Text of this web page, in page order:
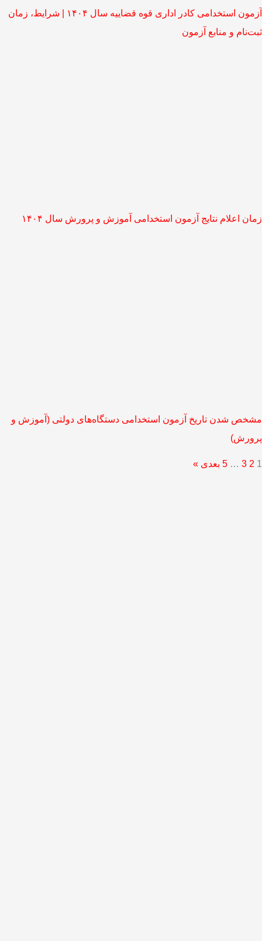
آزمون استخدامی کادر اداری قوه قضاییه سال ۱۴۰۴ | شرایط، زمان
ثبت‌نام و منابع آزمون
زمان اعلام نتایج آزمون استخدامی آموزش و پرورش سال ۱۴۰۴
مشخص شدن تاریخ آزمون استخدامی دستگاه‌های دولتی (آموزش‌ و
پرورش)
1
2
3
…
5 بعدی »